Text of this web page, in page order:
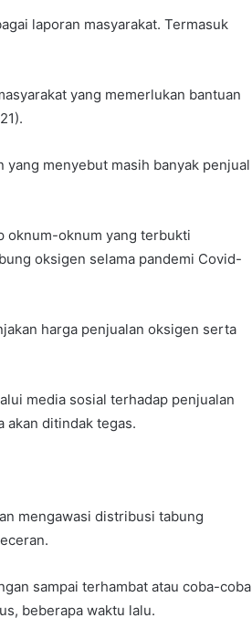
laporan masyarakat. Termasuk
yang memerlukan bantuan
menyebut masih banyak penjual
oknum-oknum yang terbukti
oksigen selama pandemi Covid-
harga penjualan oksigen serta
media sosial terhadap penjualan
akan ditindak tegas.
mengawasi distribusi tabung
sampai terhambat atau coba-coba
beberapa waktu lalu.